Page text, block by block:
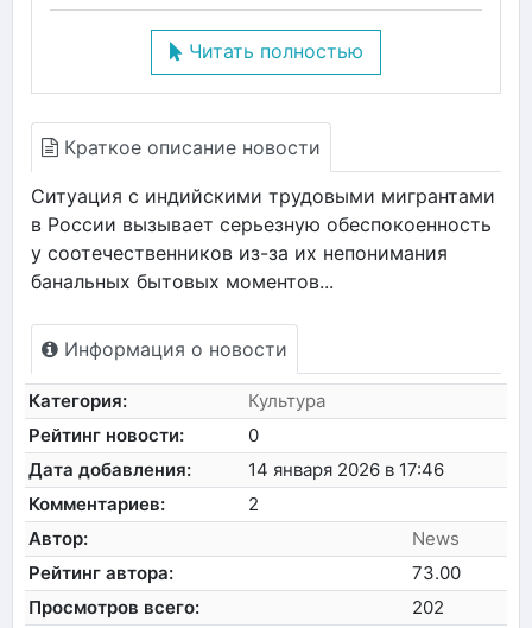
Читать полностью
Краткое описание новости
Ситуация с индийскими трудовыми мигрантами
в России вызывает серьезную обеспокоенность
у соотечественников из-за их непонимания
банальных бытовых моментов...
Информация о новости
Категория:
Культура
Рейтинг новости:
0
Дата добавления:
14 января 2026 в 17:46
Комментариев:
2
Автор:
News
Рейтинг автора:
73.00
Просмотров всего:
202